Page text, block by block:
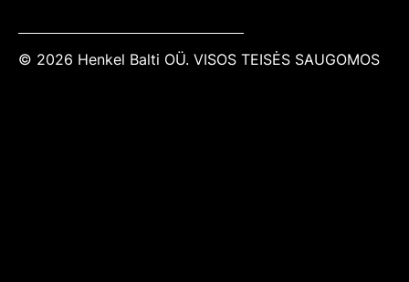
© 2026 Henkel Balti OÜ. VISOS TEISĖS SAUGOMOS